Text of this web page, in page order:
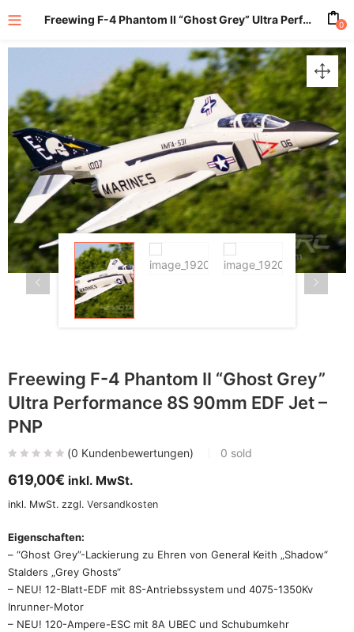
Freewing F-4 Phantom II “Ghost Grey” Ultra Performance 8S 90mm EDF Jet – PNP 0
Freewing F-4 Phantom II “Ghost Grey”
Ultra Performance 8S 90mm EDF Jet –
PNP
(0 Kundenbewertungen) 0 sold
619,00€ inkl. MwSt.
inkl. MwSt. zzgl. Versandkosten
Eigenschaften:
– “Ghost Grey”-Lackierung zu Ehren von General Keith „Shadow“
Stalders „Grey Ghosts“
– NEU! 12-Blatt-EDF mit 8S-Antriebssystem und 4075-1350Kv
Inrunner-Motor
– NEU! 120-Ampere-ESC mit 8A UBEC und Schubumkehr